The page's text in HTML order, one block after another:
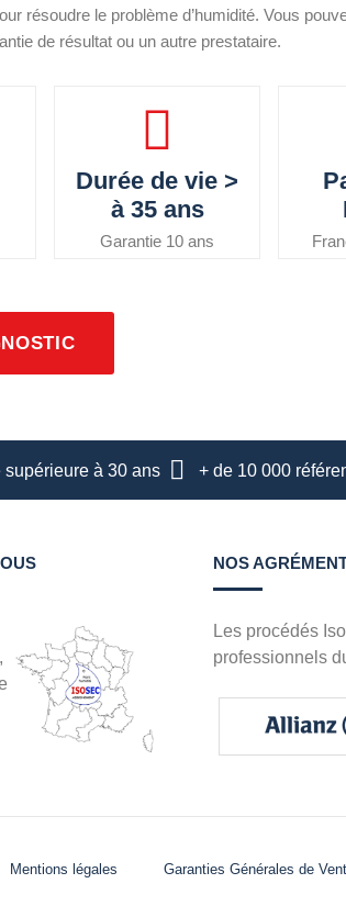
résoudre le problème d’humidité. Vous
de résultat ou un autre prestataire.
Durée de vie >
à 35 ans
Garantie 10 ans
supérieure à 30 ans + de 10 000
NOS
Les procédés
professionnels
Mentions légales Garanties Générales de